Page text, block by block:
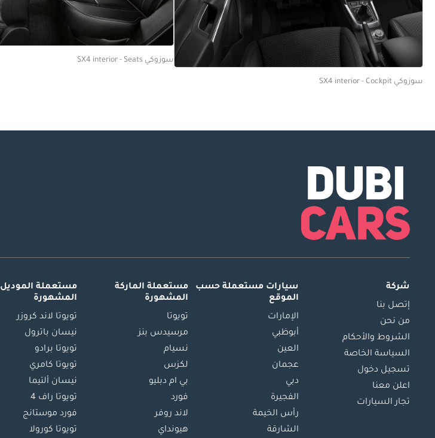
سوزوكي SX4 interior - Cockpit
سوزوكي SX4 interior - Seats
شركة
إتصل بنا
من نحن
الشروط والأحكام
السياسة الخاصة
تسجيل دخول
اعلن معنا
تجار السيارات
سيارات مستعملة حسب
الموقع
الإمارات
أبوظبي
العين
عجمان
دبي
الفجيرة
رأس الخيمة
الشارقة
مستعملة الماركة
المشهورة
تويوتا
مرسيدس بنز
نسيام
لكزس
بي ام دبليو
فورد
لاند روفر
هيونداي
مستعملة الموديل
المشهورة
تويوتا لاند كروزر
نيسان باترول
تويوتا برادو
تويوتا كامري
نيسان ألتيما
تويوتا راف 4
فورد موستانج
تويوتا كورولا